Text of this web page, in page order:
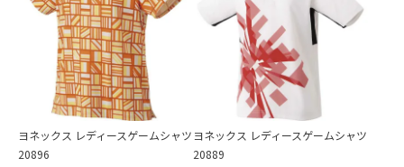
ヨネックス レディースゲームシャツ
20896
ヨネックス レディースゲームシャツ
20889